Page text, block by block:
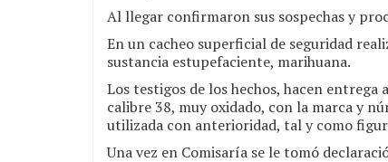
Al llegar confirmaron sus sospechas y
En un cacheo superficial de seguridad
sustancia estupefaciente, marihuana.
Los testigos de los hechos, hacen
calibre 38, muy oxidado, con la marca y
utilizada con anterioridad, tal y como
Una vez en Comisaría se le tomó